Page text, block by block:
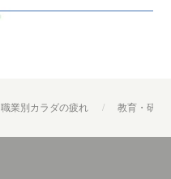
職業別カラダの疲れ 教育・研究